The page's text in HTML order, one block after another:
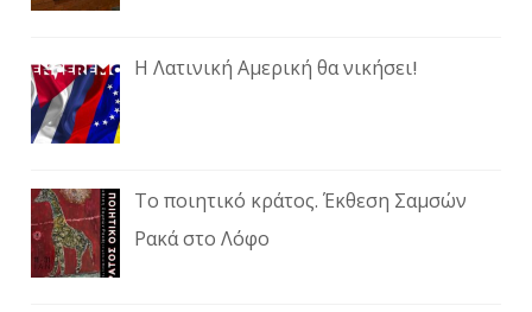
Η Λατινική Αμερική θα νικήσει!
Το ποιητικό κράτος. Έκθεση Σαμσών
Ρακά στο Λόφο